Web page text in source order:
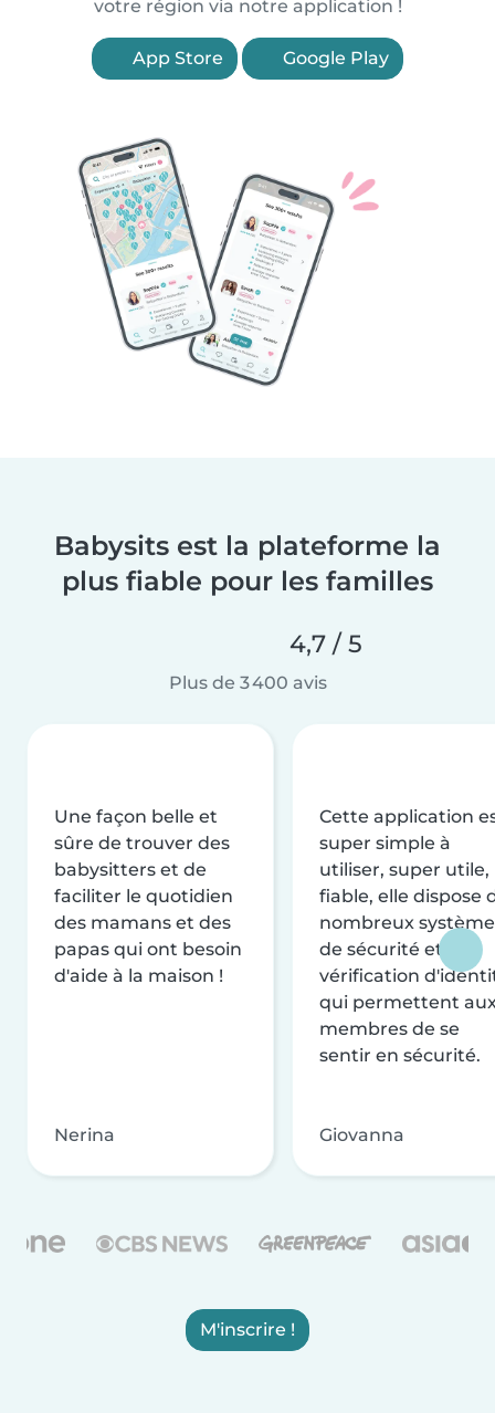
votre région via notre application !
App Store Google Play
Babysits est la plateforme la
plus fiable pour les familles
4,7 / 5
Plus de 3 400 avis
Une façon belle et
sûre de trouver des
babysitters et de
faciliter le quotidien
des mamans et des
papas qui ont besoin
d'aide à la maison !
Nerina
Cette application
super simple à
utiliser, super utile,
fiable, elle dispose
nombreux
de sécurité et de
vérification
qui permettent
membres de se
sentir en sécurité.
Giovanna
M'inscrire !